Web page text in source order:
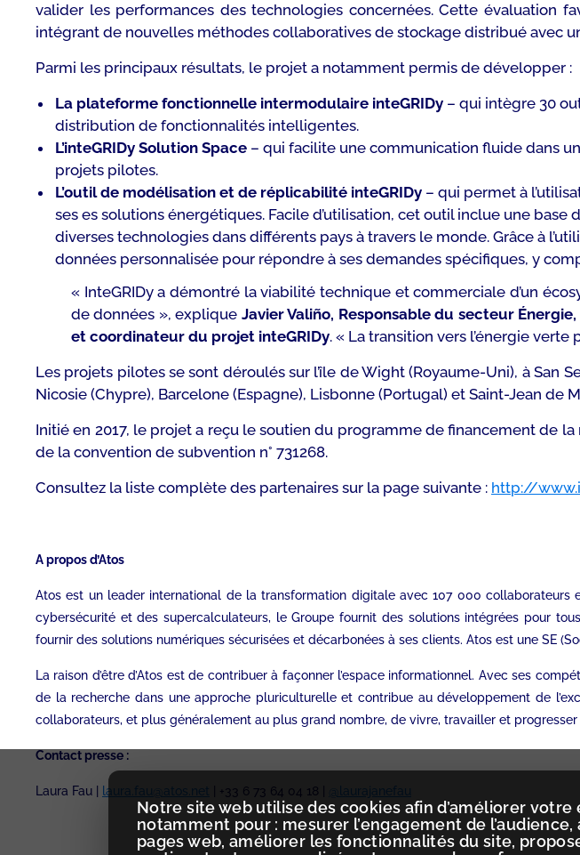
Notre site web utilise des cookies afin d’améliorer votre
notamment pour : mesurer l’engagement de
pages web, améliorer les fonctionnalités du site,
valider les performances des technologies concernées. Cette évaluation
intégrant de nouvelles méthodes collaboratives de stockage distribué avec
Parmi les principaux résultats, le projet a notamment permis de développer :
La plateforme fonctionnelle intermodulaire inteGRIDy – qui intègre 30
distribution de fonctionnalités intelligentes.
L’inteGRIDy Solution Space – qui facilite une communication fluide dans
projets pilotes.
L’outil de modélisation et de réplicabilité inteGRIDy – qui permet à
ses es solutions énergétiques. Facile d’utilisation, cet outil inclue une
diverses technologies dans différents pays à travers le monde. Grâce à
données personnalisée pour répondre à ses demandes spécifiques, y
« InteGRIDy a démontré la viabilité technique et commerciale d’un
de données », explique Javier Valiño, Responsable du secteur
et coordinateur du projet inteGRIDy. « La transition vers l’énergie
Les projets pilotes se sont déroulés sur l’île de Wight (Royaume-Uni), à San
Nicosie (Chypre), Barcelone (Espagne), Lisbonne (Portugal) et Saint-Jean de
Initié en 2017, le projet a reçu le soutien du programme de financement de
de la convention de subvention n° 731268.
Consultez la liste complète des partenaires sur la page suivante : http://
A propos d’Atos
Atos est un leader international de la transformation digitale avec 107 000 collaborateurs
cybersécurité et des supercalculateurs, le Groupe fournit des solutions intégrées pour
fournir des solutions numériques sécurisées et décarbonées à ses clients. Atos est une SE
La raison d’être d’Atos est de contribuer à façonner l’espace informationnel. Avec ses
de la recherche dans une approche pluriculturelle et contribue au développement de
collaborateurs, et plus généralement au plus grand nombre, de vivre, travailler et
Contact presse :
Laura Fau | laura.fau@atos.net | +33 6 73 64 04 18 | @laurajanefau